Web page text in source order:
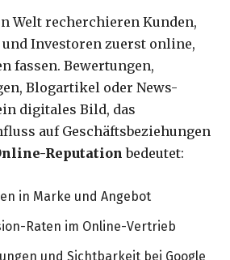
Welt recherchieren Kunden,
Investoren zuerst online,
fassen. Bewertungen,
Blogartikel oder News-
digitales Bild, das
auf Geschäftsbeziehungen
Reputation bedeutet:
in Marke und Angebot
Raten im Online-Vertrieb
und Sichtbarkeit bei Google